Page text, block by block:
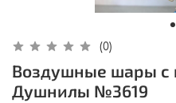
(0)
Воздушные шары с
Душнилы №3619